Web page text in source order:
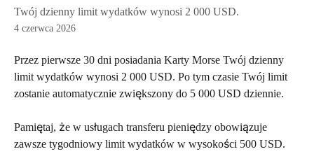
Twój dzienny limit wydatków wynosi 2 000 USD.
4 czerwca 2026
Przez pierwsze 30 dni posiadania Karty Morse Twój dzienny
limit wydatków wynosi 2 000 USD. Po tym czasie Twój limit
zostanie automatycznie zwiększony do 5 000 USD dziennie.
Pamiętaj, że w usługach transferu pieniędzy obowiązuje
zawsze tygodniowy limit wydatków w wysokości 500 USD.